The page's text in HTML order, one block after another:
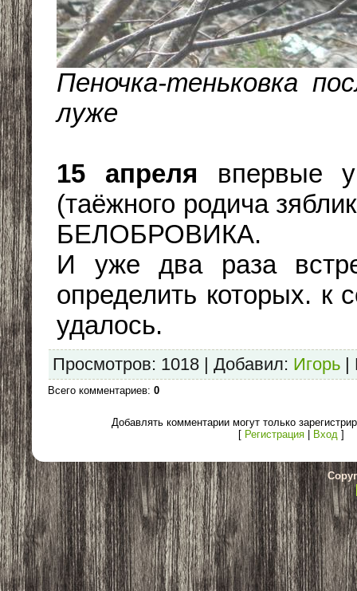
Пеночка-теньковка
луже
15 апреля впервые
(таёжного родича
БЕЛОБРОВИКА.
И уже два раза
определить которых. к
удалось.
Просмотров: 1018 | Добавил: Игорь
Всего комментариев: 0
Добавлять комментарии могут только
[ Регистрация| Вход]